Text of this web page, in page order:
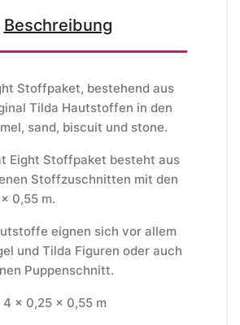
Beschreibung
Stoffpaket, bestehend aus
Tilda Hautstoffen in den
sand, biscuit und stone.
Eight Stoffpaket besteht aus
Stoffzuschnitten mit den
0,55 m.
eignen sich vor allem
und Tilda Figuren oder auch
Puppenschnitt.
x 0,25 x 0,55 m